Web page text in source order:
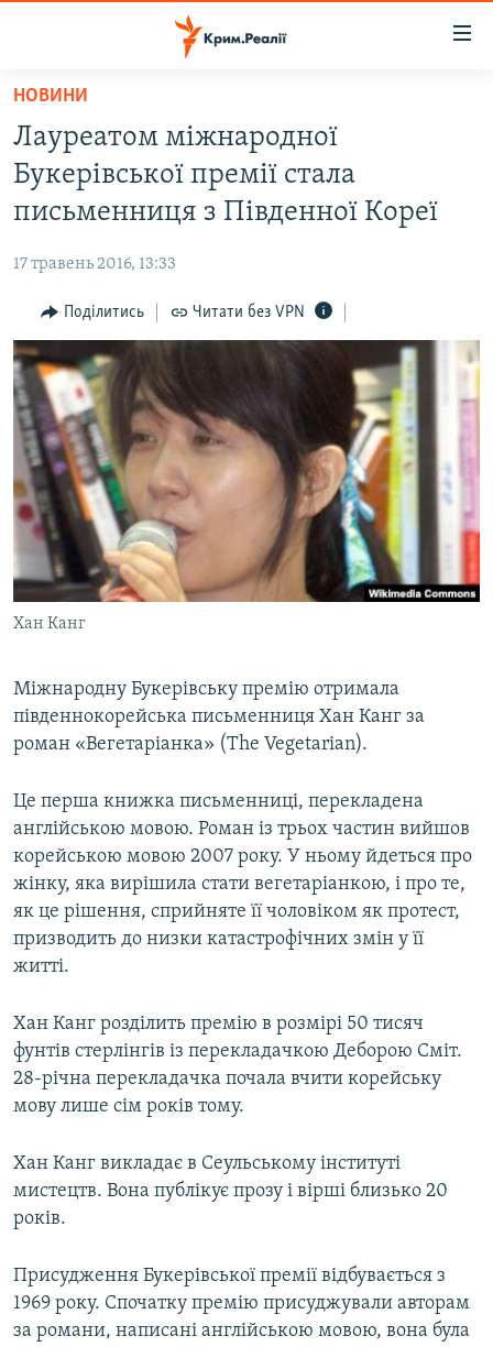
Перейти
основного
матеріалу
Перейти
до
основної
навігації
Перейти
до
пошуку
ВОДА.КРИМ
ВІДЕО ТА ФОТО
БЛОГИ
ПОГЛЯД
ІНТЕРВ'Ю
ВСЕ ЗА ДЕНЬ
СПЕЦПРОЕКТИ
ДЕПОРТАЦІЯ
ВІДЕОУРОКИ «ELIFBE»
СВІДЧЕННЯ ОКУПАЦІЇ
УКРАЇНСЬКА ПРОБЛЕМА КРИМУ
ІНФОГРАФІКА
ЯК ОБІЙТИ БЛОКУВАННЯ
Русский
Qırımtatar
ДОЛУЧАЙСЯ!
Усі сайти RFE/RL
НОВИНИ
Лауреатом міжнародної
Букерівської премії стала
письменниця з Південної Кореї
17 травень 2016, 13:33
Поділитись Читати без VPN
Хан Канг
Міжнародну Букерівську премію отримала
південнокорейська письменниця Хан Канг за
роман «Вегетаріанка» (The Vegetarian).
Це перша книжка письменниці, перекладена
англійською мовою. Роман із трьох частин вийшов
корейською мовою 2007 року. У ньому йдеться про
жінку, яка вирішила стати вегетаріанкою, і про те,
як це рішення, сприйняте її чоловіком як протест,
призводить до низки катастрофічних змін у її
житті.
Хан Канг розділить премію в розмірі 50 тисяч
фунтів стерлінгів із перекладачкою Деборою Сміт.
28-річна перекладачка почала вчити корейську
мову лише сім років тому.
Хан Канг викладає в Сеульському інституті
мистецтв. Вона публікує прозу і вірші близько 20
років.
Присудження Букерівської премії відбувається з
1969 року. Спочатку премію присуджували авторам
за романи, написані англійською мовою, вона була